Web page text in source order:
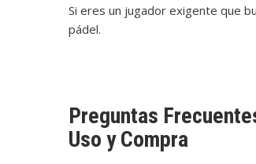
Si eres un jugador exigente que
pádel.
Preguntas
Uso y Compra